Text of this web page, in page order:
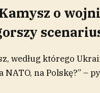
o
według którego
NATO, na Polskę?” –